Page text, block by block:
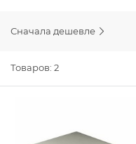
Сначала дешевле
Товаров: 2